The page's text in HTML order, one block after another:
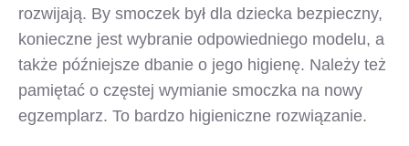
rozwijają. By smoczek był dla dziecka bezpieczny,
konieczne jest wybranie odpowiedniego modelu, a
także późniejsze dbanie o jego higienę. Należy też
pamiętać o częstej wymianie smoczka na nowy
egzemplarz. To bardzo higieniczne rozwiązanie.